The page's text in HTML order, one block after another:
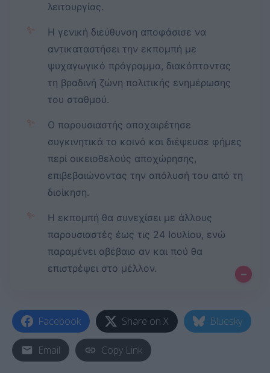
λειτουργίας.
✨
Η γενική διεύθυνση αποφάσισε να
αντικαταστήσει την εκπομπή με
ψυχαγωγικό πρόγραμμα, διακόπτοντας
τη βραδινή ζώνη πολιτικής ενημέρωσης
του σταθμού.
✨
Ο παρουσιαστής αποχαιρέτησε
συγκινητικά το κοινό και διέψευσε φήμες
περί οικειοθελούς αποχώρησης,
επιβεβαιώνοντας την απόλυσή του από τη
διοίκηση.
✨
Η εκπομπή θα συνεχίσει με άλλους
παρουσιαστές έως τις 24 Ιουλίου, ενώ
παραμένει αβέβαιο αν και πού θα
επιστρέψει στο μέλλον.
–
Facebook Share on X Bluesky
Email Copy Link